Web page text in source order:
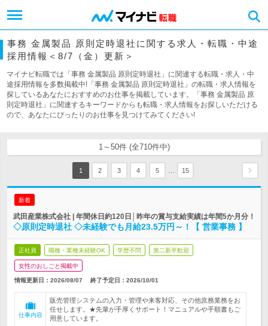
事務 金属製品 原則定時退社に関する求人・転職・中途
採用情報＜8/7（金）更新＞
マイナビ転職では「事務 金属製品 原則定時退社」に関連する転職・求人・中
途採用情報を多数掲載中!「事務 金属製品 原則定時退社」の転職・求人情報を
探しているあなたにおすすめのお仕事を掲載しています。「事務 金属製品 原
則定時退社」に関連するキーワードからも転職・求人情報をお探しいただける
ので、あなたにぴったりのお仕事を見つけてみてください!
1～50件 (全710件中)
1 2 3 4 5 15
新着
武田産業株式会社 | 年間休日約120日│昨年の賞与支給実績は年間5か月分！
◇原則定時退社 ◇未経験でも月給23.5万円～！【 営業事務 】
正社員 職種・業種未経験OK 学歴不問 第二新卒歓迎
女性のおしごと掲載中
情報更新日：2026/08/07 終了予定日： 2026/10/01
仕事内容
販売管理システムの入力・管理や来客対応、その他庶務業務をお
任せします。★先輩が手厚くサポート！マニュアルや手順書もご
用意しています。